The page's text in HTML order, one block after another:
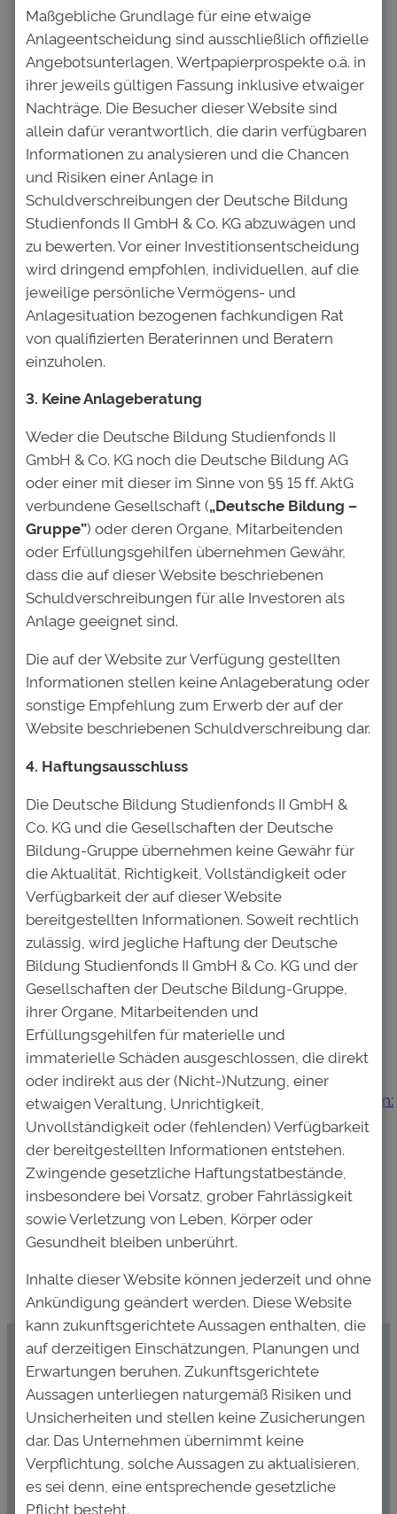
Newsletter 4 vom 04.12.2025
Wichtiger Hinweis:
Dieses Dokument stellt weder ein Angebot
zum Verkauf noch eine Aufforderung zur
Abgabe eines Angebots zum Kauf oder zur
Zeichnung von Schuldverschreibungen der
Deutsche Bildung Studienfonds II GmbH &
Co. KG dar.
Kommentare
Schreibe einen Kommentar
Deine E-Mail-Adresse wird nicht
veröffentlicht. Erforderliche Felder
sind mit*markiert
Kommentar*
Name*
E-Mail-Adresse*
Website
Name, E-Mail-Adresse und
Website in diesem Browser für
meinen nächsten Kommentar
speichern.
← Vorheriger:
Pressemitteilung:
Anpassung des
Beschlussvorschlags
für die
Abstimmungen der
Gläubiger der
Anleihen
2016/2026 und
2017/2027 ohne
Nächster:
Pressemitteilung:
Gläubigerabstimmungen:
Quorum Anleihe
2016/2026 erreicht,
fehlendes Quorum
Anleihe 2017/2027,
weitere Abstimmungen
nötig
Kommen Sie mit uns ins Gespräch.
invest@deutsche-
bildung.de
069-920 39 45 0
Maßgebliche Grundlage für eine etwaige
Anlageentscheidung sind ausschließlich offizielle
Angebotsunterlagen, Wertpapierprospekte o.ä. in
ihrer jeweils gültigen Fassung inklusive etwaiger
Nachträge. Die Besucher dieser Website sind
allein dafür verantwortlich, die darin verfügbaren
Informationen zu analysieren und die Chancen
und Risiken einer Anlage in
Schuldverschreibungen der Deutsche Bildung
Studienfonds II GmbH & Co. KG abzuwägen und
zu bewerten. Vor einer Investitionsentscheidung
wird dringend empfohlen, individuellen, auf die
jeweilige persönliche Vermögens- und
Anlagesituation bezogenen fachkundigen Rat
von qualifizierten Beraterinnen und Beratern
einzuholen.
3. Keine Anlageberatung
Weder die Deutsche Bildung Studienfonds II
GmbH & Co. KG noch die Deutsche Bildung AG
oder einer mit dieser im Sinne von §§ 15 ff. AktG
verbundene Gesellschaft („Deutsche Bildung –
Gruppe”) oder deren Organe, Mitarbeitenden
oder Erfüllungsgehilfen übernehmen Gewähr,
dass die auf dieser Website beschriebenen
Schuldverschreibungen für alle Investoren als
Anlage geeignet sind.
Die auf der Website zur Verfügung gestellten
Informationen stellen keine Anlageberatung oder
sonstige Empfehlung zum Erwerb der auf der
Website beschriebenen Schuldverschreibung dar.
4. Haftungsausschluss
Die Deutsche Bildung Studienfonds II GmbH &
Co. KG und die Gesellschaften der Deutsche
Bildung-Gruppe übernehmen keine Gewähr für
die Aktualität, Richtigkeit, Vollständigkeit oder
Verfügbarkeit der auf dieser Website
bereitgestellten Informationen. Soweit rechtlich
zulässig, wird jegliche Haftung der Deutsche
Bildung Studienfonds II GmbH & Co. KG und der
Gesellschaften der Deutsche Bildung-Gruppe,
ihrer Organe, Mitarbeitenden und
Erfüllungsgehilfen für materielle und
immaterielle Schäden ausgeschlossen, die direkt
oder indirekt aus der (Nicht-)Nutzung, einer
etwaigen Veraltung, Unrichtigkeit,
Unvollständigkeit oder (fehlenden) Verfügbarkeit
der bereitgestellten Informationen entstehen.
Zwingende gesetzliche Haftungstatbestände,
insbesondere bei Vorsatz, grober Fahrlässigkeit
sowie Verletzung von Leben, Körper oder
Gesundheit bleiben unberührt.
Inhalte dieser Website können jederzeit und ohne
Ankündigung geändert werden. Diese Website
kann zukunftsgerichtete Aussagen enthalten, die
auf derzeitigen Einschätzungen, Planungen und
Erwartungen beruhen. Zukunftsgerichtete
Aussagen unterliegen naturgemäß Risiken und
Unsicherheiten und stellen keine Zusicherungen
dar. Das Unternehmen übernimmt keine
Verpflichtung, solche Aussagen zu aktualisieren,
es sei denn, eine entsprechende gesetzliche
Pflicht besteht.